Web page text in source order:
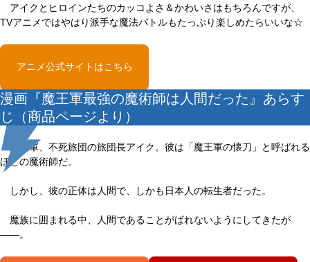
アイクとヒロインたちのカッコよさ＆かわいさはもちろんですが、
TVアニメではやはり派手な魔法バトルもたっぷり楽しめたらいいな☆
アニメ公式サイトはこちら
漫画『魔王軍最強の魔術師は人間だった』あらす
じ（商品ページより）
魔王軍、不死旅団の旅団長アイク。彼は「魔王軍の懐刀」と呼ばれる
ほどの魔術師だ。
しかし、彼の正体は人間で、しかも日本人の転生者だった。
魔族に囲まれる中、人間であることがばれないようにしてきたが
――。